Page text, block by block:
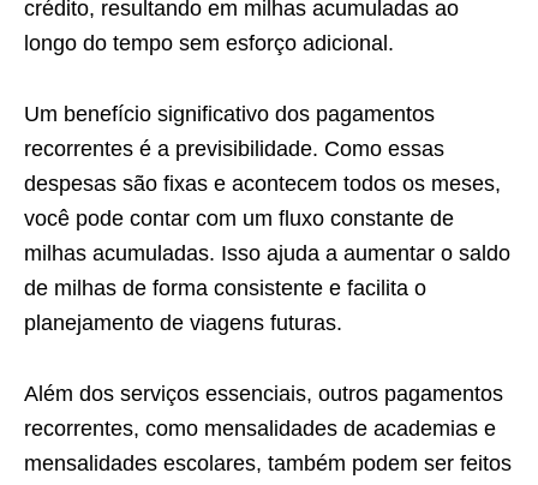
crédito, resultando em milhas acumuladas ao
longo do tempo sem esforço adicional.
Um benefício significativo dos pagamentos
recorrentes é a previsibilidade. Como essas
despesas são fixas e acontecem todos os meses,
você pode contar com um fluxo constante de
milhas acumuladas. Isso ajuda a aumentar o saldo
de milhas de forma consistente e facilita o
planejamento de viagens futuras.
Além dos serviços essenciais, outros pagamentos
recorrentes, como mensalidades de academias e
mensalidades escolares, também podem ser feitos